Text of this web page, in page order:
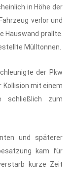
in Höhe der
verlor und
Hauswand prallte.
Mülltonnen.
der Pkw
Kollision mit einem
schließlich zum
und späterer
kam für
kurze Zeit